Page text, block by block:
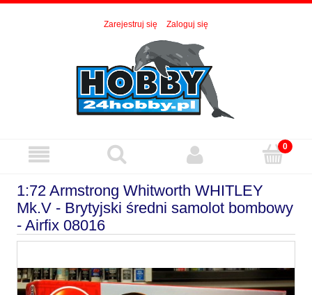
Zarejestruj się Zaloguj się
1:72 Armstrong Whitworth WHITLEY
Mk.V - Brytyjski średni samolot bombowy
- Airfix 08016